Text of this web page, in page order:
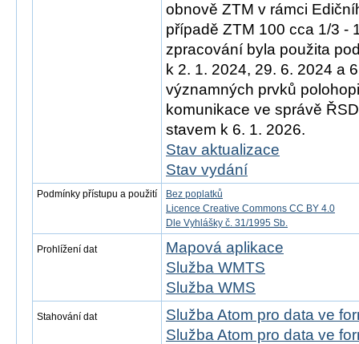
obnově ZTM v rámci
případě ZTM 100 cca 1/3 -
zpracování byla použita
k 2. 1. 2024, 29. 6. 2024 a
významných prvků
komunikace ve správě
stavem k 6. 1. 2026.
Stav aktualizace
Stav vydání
Podmínky přístupu a použití
Bez poplatků
Licence Creative Commons CC BY 4.0
Dle Vyhlášky č. 31/1995 Sb.
Prohlížení dat
Mapová aplikace
Služba WMTS
Služba WMS
Stahování dat
Služba Atom pro data ve
Služba Atom pro data ve